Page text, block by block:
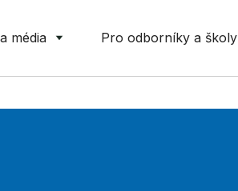
média Pro odborníky a školy